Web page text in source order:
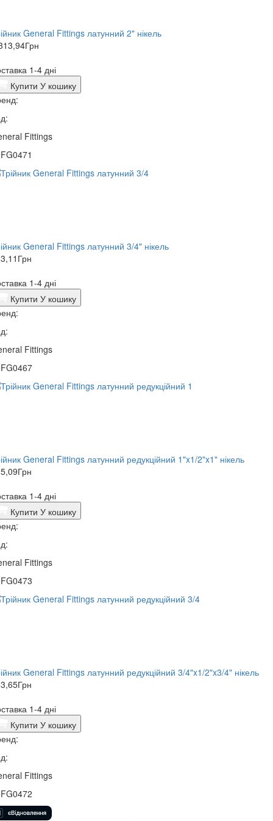
General Fittings латунний 2" нікель
Грн
1-4 дні
Купити У кошику
Fittings
General Fittings латунний 3/4" нікель
Грн
1-4 дні
Купити У кошику
Fittings
General Fittings латунний редукційний 1"x1/2"x1" нікель
Грн
1-4 дні
Купити У кошику
Fittings
General Fittings латунний редукційний 3/4"x1/2"x3/4" нікель
Грн
1-4 дні
Купити У кошику
Fittings